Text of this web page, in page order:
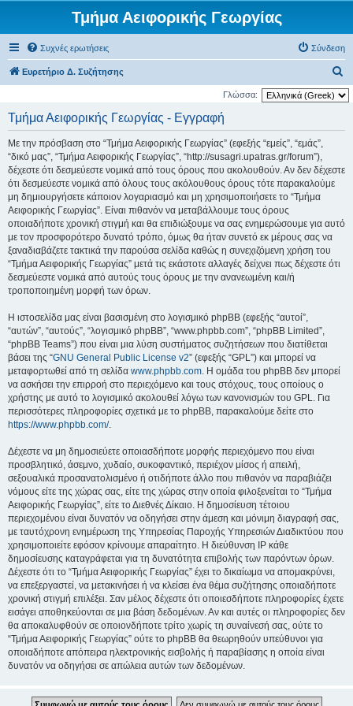
Τμήμα Αειφορικής Γεωργίας
Συχνές ερωτήσεις Σύνδεση
Ευρετήριο Δ. Συζήτησης
ν
η
Γλώσσα:
Τμήμα Αειφορικής Γεωργίας - Εγγραφή
Με την πρόσβαση στο “Τμήμα Αειφορικής Γεωργίας” (εφεξής “εμείς”, “εμάς”,
“δικό μας”, “Τμήμα Αειφορικής Γεωργίας”, “http://susagri.upatras.gr/forum”),
δέχεστε ότι δεσμεύεστε νομικά από τους όρους που ακολουθούν. Αν δεν δέχεστε
ότι δεσμεύεστε νομικά από όλους τους ακόλουθους όρους τότε παρακαλούμε
μη δημιουργήσετε κάποιον λογαριασμό και μη χρησιμοποιήσετε το “Τμήμα
Αειφορικής Γεωργίας”. Είναι πιθανόν να μεταβάλλουμε τους όρους
οποιαδήποτε χρονική στιγμή και θα επιδιώξουμε να σας ενημερώσουμε για αυτό
με τον προσφορότερο δυνατό τρόπο, όμως θα ήταν συνετό εκ μέρους σας να
ξαναδιαβάζετε τακτικά την παρούσα σελίδα καθώς η συνεχιζόμενη χρήση του
“Τμήμα Αειφορικής Γεωργίας” μετά τις εκάστοτε αλλαγές δείχνει πως δέχεστε ότι
δεσμεύεστε νομικά από αυτούς τους όρους με την ανανεωμένη και/ή
τροποποιημένη μορφή των όρων.
Η ιστοσελίδα μας είναι βασισμένη στο λογισμικό phpBB (εφεξής “αυτοί”,
“αυτών”, “αυτούς”, “λογισμικό phpBB”, “www.phpbb.com”, “phpBB Limited”,
“phpBB Teams”) που είναι μια λύση συστήματος συζητήσεων που διατίθεται
βάσει της “GNU General Public License v2” (εφεξής “GPL”) και μπορεί να
μεταφορτωθεί από τη σελίδα www.phpbb.com. Η ομάδα του phpBB δεν μπορεί
να ασκήσει την επιρροή στο περιεχόμενο και τους στόχους, τους οποίους ο
χρήστης με αυτό το λογισμικό ακολουθεί λόγω των κανονισμών του GPL. Για
περισσότερες πληροφορίες σχετικά με το phpBB, παρακαλούμε δείτε στο
https://www.phpbb.com/.
Δέχεστε να μη δημοσιεύετε οποιασδήποτε μορφής περιεχόμενο που είναι
προσβλητικό, άσεμνο, χυδαίο, συκοφαντικό, περιέχον μίσος ή απειλή,
σεξουαλικά προσανατολισμένο ή οτιδήποτε άλλο που πιθανόν να παραβιάζει
νόμους είτε της χώρας σας, είτε της χώρας στην οποία φιλοξενείται το “Τμήμα
Αειφορικής Γεωργίας”, είτε το Διεθνές Δίκαιο. Η δημοσίευση τέτοιου
περιεχομένου είναι δυνατόν να οδηγήσει στην άμεση και μόνιμη διαγραφή σας,
με ταυτόχρονη ενημέρωση της Υπηρεσίας Παροχής Υπηρεσιών Διαδικτύου που
χρησιμοποιείτε εφόσον κρίνουμε απαραίτητο. Η διεύθυνση IP κάθε
δημοσίευσης καταγράφεται για τη δυνατότητα επιβολής των παρόντων όρων.
Δέχεστε ότι το “Τμήμα Αειφορικής Γεωργίας” έχει το δικαίωμα να απομακρύνει,
να επεξεργαστεί, να μετακινήσει ή να κλείσει ένα θέμα συζήτησης οποιαδήποτε
χρονική στιγμή επιλέξει. Σαν μέλος δέχεστε ότι οποιεσδήποτε πληροφορίες έχετε
εισάγει αποθηκεύονται σε μια βάση δεδομένων. Αν και αυτές οι πληροφορίες δεν
θα αποκαλυφθούν σε οποιονδήποτε τρίτο χωρίς τη συναίνεσή σας, ούτε το
“Τμήμα Αειφορικής Γεωργίας” ούτε το phpBB θα θεωρηθούν υπεύθυνοι για
οποιαδήποτε απόπειρα ηλεκτρονικής εισβολής ή παραβίασης η οποία είναι
δυνατόν να οδηγήσει σε απώλεια αυτών των δεδομένων.